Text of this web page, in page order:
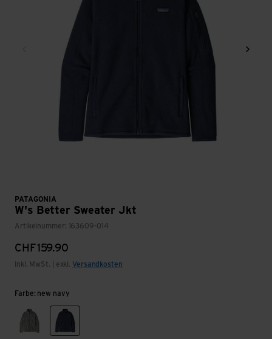
PATAGONIA
W's Better Sweater Jkt
Artikelnummer: 163609-014
CHF159.90
inkl. MwSt. | exkl. Versandkosten
Farbe: new navy
birch white black